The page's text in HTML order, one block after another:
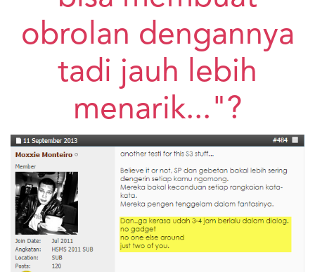
obrolan dengannya
tadi jauh lebih
menarik..."?